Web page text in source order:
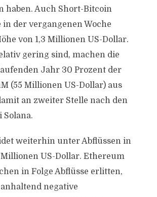
haben. Auch Short-Bitcoin
der vergangenen Woche
von 1,3 Millionen US-Dollar.
gering sind, machen die
Jahr 30 Prozent der
(55 Millionen US-Dollar) aus
an zweiter Stelle nach den
Solana.
weiterhin unter Abflüssen in
US-Dollar. Ethereum
in Folge Abflüsse erlitten,
negative